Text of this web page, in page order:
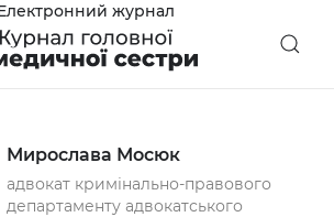
журнал
Мирослава Мосюк
адвокат кримінально-правового
департаменту адвокатського